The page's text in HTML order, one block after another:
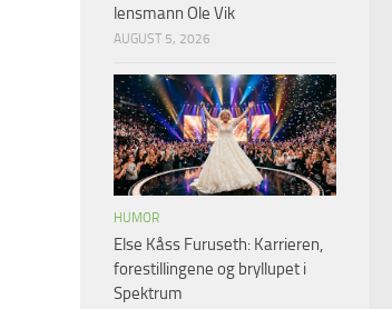
lensmann Ole Vik
AUGUST 5, 2026
HUMOR
Else Kåss Furuseth: Karrieren,
forestillingene og bryllupet i
Spektrum